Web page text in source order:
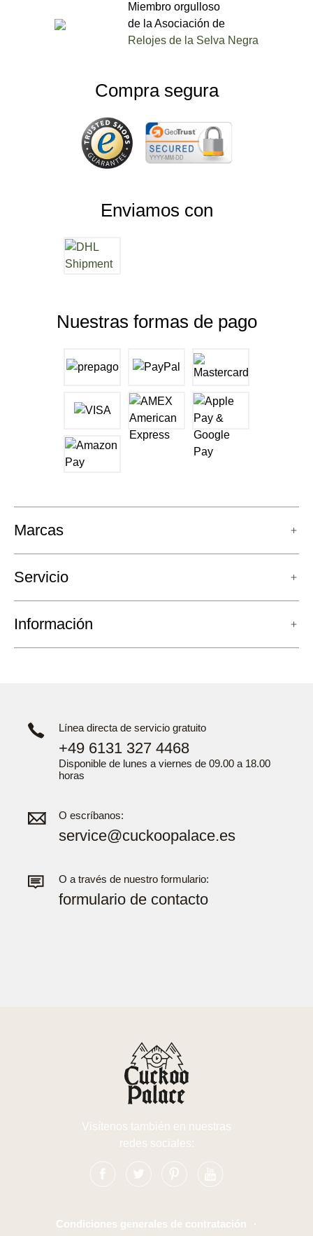
Miembro orgulloso
de la Asociación de
Relojes de la Selva Negra
Compra segura
Enviamos con
Nuestras formas de pago
Marcas
Servicio
Información
Línea directa de servicio gratuito
+49 6131 327 4468
Disponible de lunes a viernes de 09.00 a 18.00
horas
O escríbanos:
service@cuckoopalace.es
O a través de nuestro formulario:
formulario de contacto
Visítenos también en nuestras
redes sociales:
Condiciones generales de contratación
·